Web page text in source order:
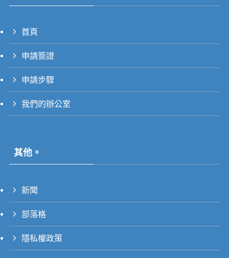
首頁
申請簽證
申請步驟
我們的辦公室
其他。
新聞
部落格
隱私權政策
ZH
TH
PT_BR